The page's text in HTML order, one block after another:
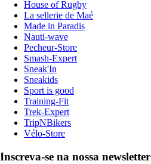
House of Rugby
La sellerie de Maé
Made in Paradis
Nauti-wave
Pecheur-Store
Smash-Expert
Sneak'In
Sneakids
Sport is good
Training-Fit
Trek-Expert
TripNBikers
Vélo-Store
Inscreva-se na nossa newsletter